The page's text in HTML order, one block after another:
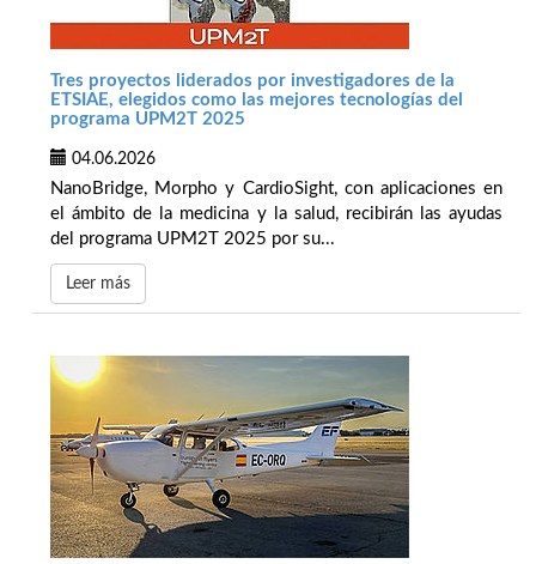
Tres proyectos liderados por investigadores de la
ETSIAE, elegidos como las mejores tecnologías del
programa UPM2T 2025
04.06.2026
NanoBridge, Morpho y CardioSight, con aplicaciones en
el ámbito de la medicina y la salud, recibirán las ayudas
del programa UPM2T 2025 por su...
Leer más